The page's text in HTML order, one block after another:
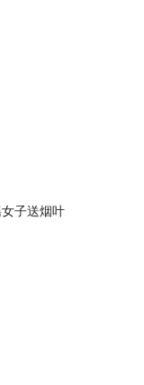
子送烟叶